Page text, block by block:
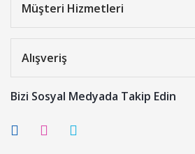
Müşteri Hizmetleri
Alışveriş
Bizi Sosyal Medyada Takip Edin